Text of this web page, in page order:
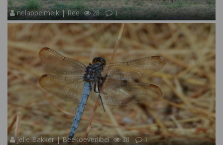
nelappelmelk | Ree 28 1
Jelle Bakker | Beekoeverlibel 28 1